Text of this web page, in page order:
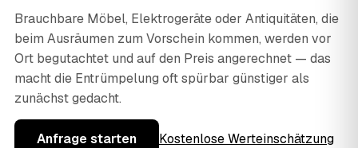
Brauchbare Möbel, Elektrogeräte oder Antiquitäten, die
beim Ausräumen zum Vorschein kommen, werden vor
Ort begutachtet und auf den Preis angerechnet — das
macht die Entrümpelung oft spürbar günstiger als
zunächst gedacht.
Anfrage starten Kostenlose Werteinschätzung